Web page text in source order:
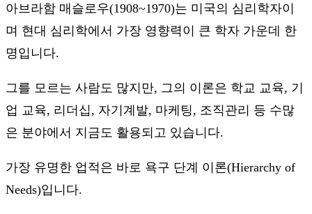
아브라함 매슬로우(1908~1970)는 미국의 심리학자이
며 현대 심리학에서 가장 영향력이 큰 학자 가운데 한
명입니다.
그를 모르는 사람도 많지만, 그의 이론은 학교 교육, 기
업 교육, 리더십, 자기계발, 마케팅, 조직관리 등 수많
은 분야에서 지금도 활용되고 있습니다.
가장 유명한 업적은 바로 욕구 단계 이론(Hierarchy of
Needs)입니다.